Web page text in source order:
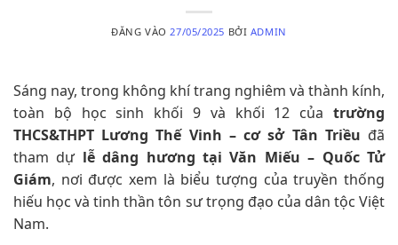
ĐĂNG VÀO 27/05/2025 BỞI ADMIN
Sáng nay, trong không khí trang nghiêm và thành kính,
toàn bộ học sinh khối 9 và khối 12 của trường
THCS&THPT Lương Thế Vinh – cơ sở Tân Triều đã
tham dự lễ dâng hương tại Văn Miếu – Quốc Tử
Giám, nơi được xem là biểu tượng của truyền thống
hiếu học và tinh thần tôn sư trọng đạo của dân tộc Việt
Nam.